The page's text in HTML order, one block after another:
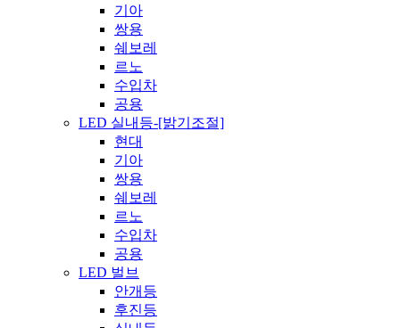
기아
쌍용
쉐보레
르노
수입차
공용
LED 실내등-[밝기조절]
현대
기아
쌍용
쉐보레
르노
수입차
공용
LED 벌브
안개등
후진등